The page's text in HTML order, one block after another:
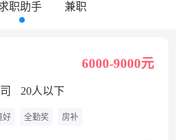
职助手 兼职
6000-9000元
20人以下
好 全勤奖 房补